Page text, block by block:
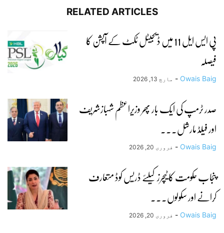
RELATED ARTICLES
پی ایس ایل 11 میں ڈیجیٹل ٹکٹ کے آپشن کا
فیصلہ
Owais Baig
- مارچ 13, 2026
صدر ٹرمپ کی ایک بار پھر وزیراعظم شہبازشریف
اور فیلڈ مارشل...
Owais Baig
- فروری 20, 2026
پنجاب حکومت کا ٹیچرز کیلئے ڈریس کوڈ متعارف
کرانے اور سکولوں...
Owais Baig
- فروری 20, 2026